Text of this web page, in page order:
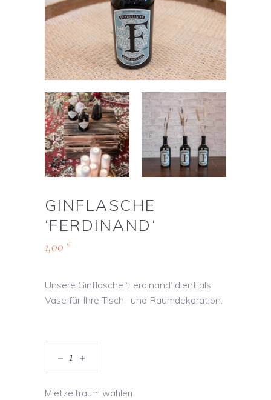
GINFLASCHE
‘FERDINAND‘
1,00 €
Unsere Ginflasche ‘Ferdinand‘ dient als
Vase für Ihre Tisch- und Raumdekoration.
Mietzeitraum wählen